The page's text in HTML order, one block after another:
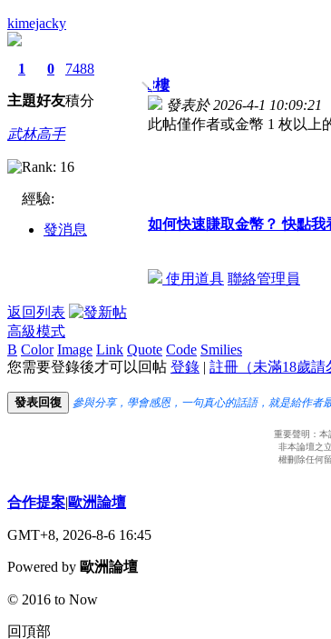
kimejacky
1
主題
0
好友
7488
積分
武林高手
經驗:
發消息
3樓
發表於 2026-4-1 10:09:21
此帖僅作者或金幣 1 枚以上
如何快速賺取金幣？ 快點我
使用道具 聯絡管理員
返回列表
高級模式
B Color Image Link Quote Code Smilies
您需要登錄後才可以回帖 登錄 | 註冊（未滿18歲請
發表回復 參與分享，學會感恩，一句真心的話語，就是給作者
重要聲明：本
非本論壇之
權刪除任何
合作提案|歐洲論壇
GMT+8, 2026-8-6 16:45
Powered by 歐洲論壇
© 2016 to Now
回頂部